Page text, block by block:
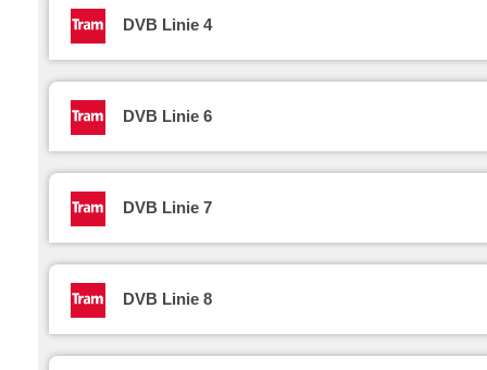
DVB Linie 4
DVB Linie 6
DVB Linie 7
DVB Linie 8